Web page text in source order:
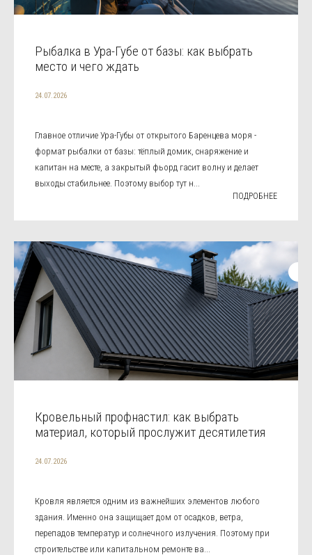
Рыбалка в Ура-Губе от базы: как выбрать
место и чего ждать
24.07.2026
Главное отличие Ура-Губы от открытого Баренцева моря -
формат рыбалки от базы: тёплый домик, снаряжение и
капитан на месте, а закрытый фьорд гасит волну и делает
выходы стабильнее. Поэтому выбор тут н...
ПОДРОБНЕЕ
Кровельный профнастил: как выбрать
материал, который прослужит десятилетия
24.07.2026
Кровля является одним из важнейших элементов любого
здания. Именно она защищает дом от осадков, ветра,
перепадов температур и солнечного излучения. Поэтому при
строительстве или капитальном ремонте ва...